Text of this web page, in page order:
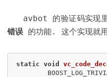
avbot 的验证码实现
错误 的功能. 这个实现就
static void